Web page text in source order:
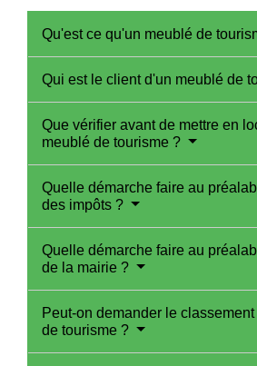
Qu'est ce qu'un meublé de
Qui est le client d'un meublé de
Que vérifier avant de mettre en
meublé de tourisme ?
Quelle démarche faire au
des impôts ?
Quelle démarche faire au
de la mairie ?
Peut-on demander le
de tourisme ?